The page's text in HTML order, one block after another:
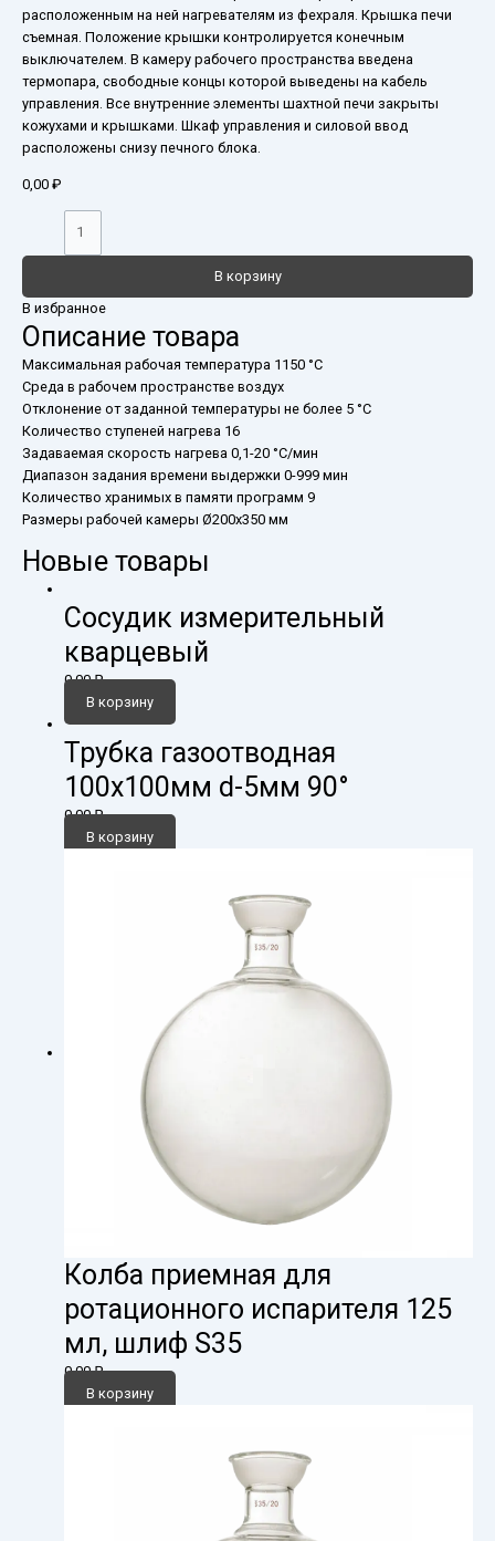
расположенным на ней нагревателям из фехраля. Крышка печи
съемная. Положение крышки контролируется конечным
выключателем. В камеру рабочего пространства введена
термопара, свободные концы которой выведены на кабель
управления. Все внутренние элементы шахтной печи закрыты
кожухами и крышками. Шкаф управления и силовой ввод
расположены снизу печного блока.
0,00 ₽
В корзину
В избранное
Описание товара
Максимальная рабочая температура 1150 °С
Среда в рабочем пространстве воздух
Отклонение от заданной температуры не более 5 °С
Количество ступеней нагрева 16
Задаваемая скорость нагрева 0,1-20 °С/мин
Диапазон задания времени выдержки 0-999 мин
Количество хранимых в памяти программ 9
Размеры рабочей камеры Ø200х350 мм
Новые товары
Сосудик измерительный
кварцевый
0,00₽
В корзину
Трубка газоотводная
100х100мм d-5мм 90°
0,00₽
В корзину
Колба приемная для
ротационного испарителя 125
мл, шлиф S35
0,00₽
В корзину